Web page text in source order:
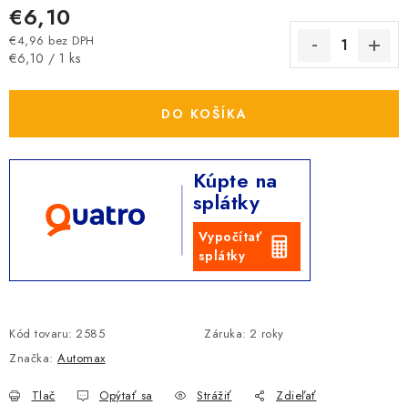
Doplnkové služby Profigaráž.sk
Newsletter z Profigaráž.sk
Darček k objednávke
€6,10
€4,96 bez DPH
Jednotková cena:
€6,10 / 1 ks
DO KOŠÍKA
Kúpte na
splátky
Vypočítať
splátky
Kód tovaru: 2585 Záruka: 2 roky
Značka: Automax
Tlač Opýtať sa Strážiť Zdieľať